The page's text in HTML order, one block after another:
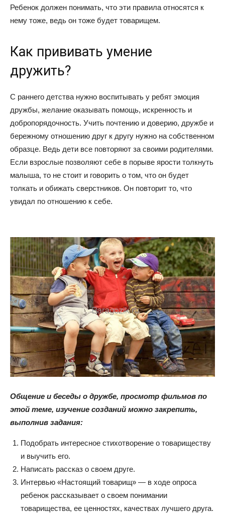
Ребенок должен понимать, что эти правила относятся к
нему тоже, ведь он тоже будет товарищем.
Как прививать умение
дружить?
С раннего детства нужно воспитывать у ребят эмоция
дружбы, желание оказывать помощь, искренность и
добропорядочность. Учить почтению и доверию, дружбе и
бережному отношению друг к другу нужно на собственном
образце. Ведь дети все повторяют за своими родителями.
Если взрослые позволяют себе в порыве ярости толкнуть
малыша, то не стоит и говорить о том, что он будет
толкать и обижать сверстников. Он повторит то, что
увидал по отношению к себе.
Общение и беседы о дружбе, просмотр фильмов по
этой теме, изучение созданий можно закрепить,
выполнив задания:
Подобрать интересное стихотворение о товариществу
и выучить его.
Написать рассказ о своем друге.
Интервью «Настоящий товарищ» — в ходе опроса
ребенок рассказывает о своем понимании
товарищества, ее ценностях, качествах лучшего друга.